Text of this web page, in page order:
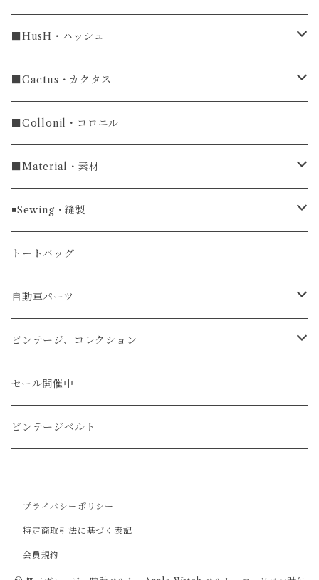
ラグ幅18mm
ラグ幅19mm
ラグ幅20mm
ラグ幅22mm
ラグ幅24mm
長財布
長財布
ラウンドファスナー長財布
名刺入れ
小銭入れ
キーケース
時計ベルト
マネークリップ
腕時計
■HusH・ハッシュ
ラウンドファスナー
カードケース
マウスパッド
コインケース
キーホルダー
キーケース
■Cactus・カクタス
コインケース
キーホルダー
ライターケース
レザーウォッチ
文字盤Mサイズ（φ33mm）
文字盤Sサイズ（φ26mm）
レザーウォレット
ロング
ショート
タバコケース
カードケース
ウォレットロープ
■Collonil・コロニル
■Material・素材
クロコダイル
パイソン
リザード
エレファント
ガルーシャ（エイ）
アリゲーター
コードバン
牛革
◾️Sewing・縫製
ハンドステッチ（手縫い）仕立て
ミシンステッチ仕立て
トートバッグ
自動車パーツ
ステアリング
シフトノブ
ビンテージ、コレクション
ウッドキーホルダー
ZIPPO/ジッポー・ライター
セール開催中
ビンテージベルト
プライバシーポリシー
特定商取引法に基づく表記
会員規約